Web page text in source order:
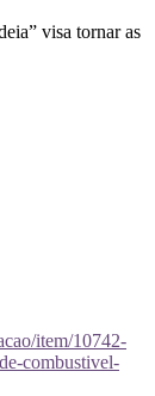
visa tornar as
item/10742-
combustivel-